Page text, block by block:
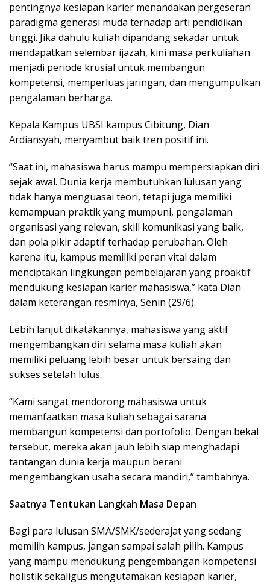
pentingnya kesiapan karier menandakan pergeseran
paradigma generasi muda terhadap arti pendidikan
tinggi. Jika dahulu kuliah dipandang sekadar untuk
mendapatkan selembar ijazah, kini masa perkuliahan
menjadi periode krusial untuk membangun
kompetensi, memperluas jaringan, dan mengumpulkan
pengalaman berharga.
Kepala Kampus UBSI kampus Cibitung, Dian
Ardiansyah, menyambut baik tren positif ini.
“Saat ini, mahasiswa harus mampu mempersiapkan diri
sejak awal. Dunia kerja membutuhkan lulusan yang
tidak hanya menguasai teori, tetapi juga memiliki
kemampuan praktik yang mumpuni, pengalaman
organisasi yang relevan, skill komunikasi yang baik,
dan pola pikir adaptif terhadap perubahan. Oleh
karena itu, kampus memiliki peran vital dalam
menciptakan lingkungan pembelajaran yang proaktif
mendukung kesiapan karier mahasiswa,” kata Dian
dalam keterangan resminya, Senin (29/6).
Lebih lanjut dikatakannya, mahasiswa yang aktif
mengembangkan diri selama masa kuliah akan
memiliki peluang lebih besar untuk bersaing dan
sukses setelah lulus.
“Kami sangat mendorong mahasiswa untuk
memanfaatkan masa kuliah sebagai sarana
membangun kompetensi dan portofolio. Dengan bekal
tersebut, mereka akan jauh lebih siap menghadapi
tantangan dunia kerja maupun berani
mengembangkan usaha secara mandiri,” tambahnya.
Saatnya Tentukan Langkah Masa Depan
Bagi para lulusan SMA/SMK/sederajat yang sedang
memilih kampus, jangan sampai salah pilih. Kampus
yang mampu mendukung pengembangan kompetensi
holistik sekaligus mengutamakan kesiapan karier,